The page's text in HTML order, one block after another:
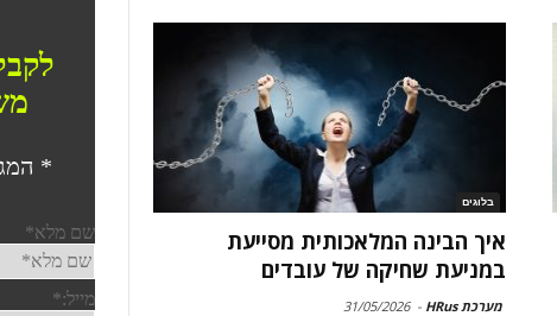
בלוגים
איך הבינה המלאכותית מסייעת
במניעת שחיקה של עובדים
מערכת HRus -
31/05/2026